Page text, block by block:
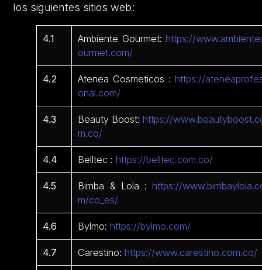
los siguientes sitios web:
4.1 Ambiente Gourmet:https://
ourmet.com/
4.2 Atenea Cosmeticos :https://
onal.com/
4.3 Beauty Boost:https://
m.co/
4.4 Belltec :https://belltec.com.co/
4.5 Bimba & Lola :https://
m/co_es/
4.6 Bylmo:https://bylmo.com/
4.7 Carestino:https://www.carestino.com.co/